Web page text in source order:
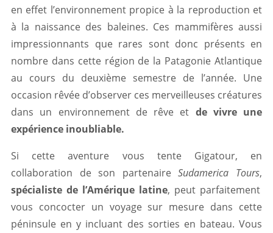
en effet l’environnement propice à la reproduction et
à la naissance des baleines. Ces mammifères aussi
impressionnants que rares sont donc présents en
nombre dans cette région de la Patagonie Atlantique
au cours du deuxième semestre de l’année. Une
occasion rêvée d’observer ces merveilleuses créatures
dans un environnement de rêve et de vivre une
expérience inoubliable.
Si cette aventure vous tente Gigatour, en
collaboration de son partenaireSudamerica Tours,
spécialiste de l’Amérique latine, peut parfaitement
vous concocter un voyage sur mesure dans cette
péninsule en y incluant des sorties en bateau. Vous